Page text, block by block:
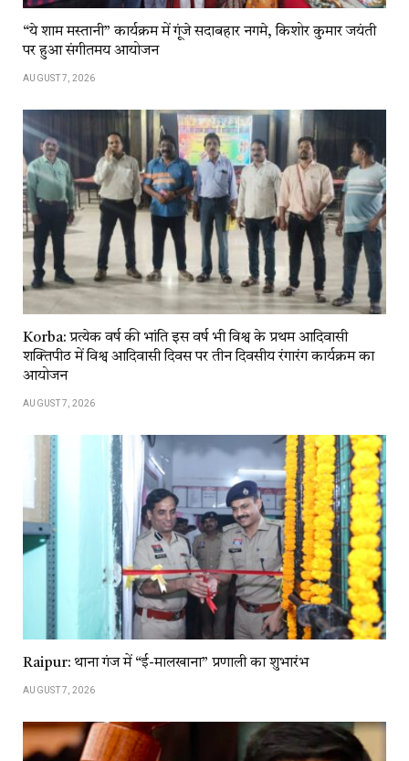
“ये शाम मस्तानी” कार्यक्रम में गूंजे सदाबहार नगमे, किशोर कुमार जयंती
पर हुआ संगीतमय आयोजन
AUGUST 7, 2026
Korba: प्रत्येक वर्ष की भांति इस वर्ष भी विश्व के प्रथम आदिवासी
शक्तिपीठ में विश्व आदिवासी दिवस पर तीन दिवसीय रंगारंग कार्यक्रम का
आयोजन
AUGUST 7, 2026
Raipur: थाना गंज में “ई-मालखाना” प्रणाली का शुभारंभ
AUGUST 7, 2026